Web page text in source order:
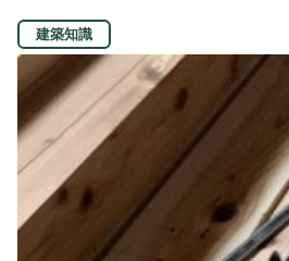
建築知識